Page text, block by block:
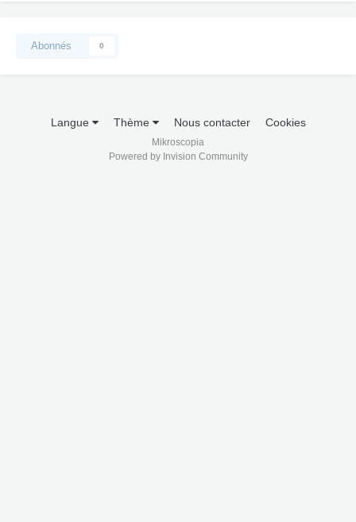
Abonnés 0
Langue Thème Nous contacter Cookies
Mikroscopia
Powered by Invision Community